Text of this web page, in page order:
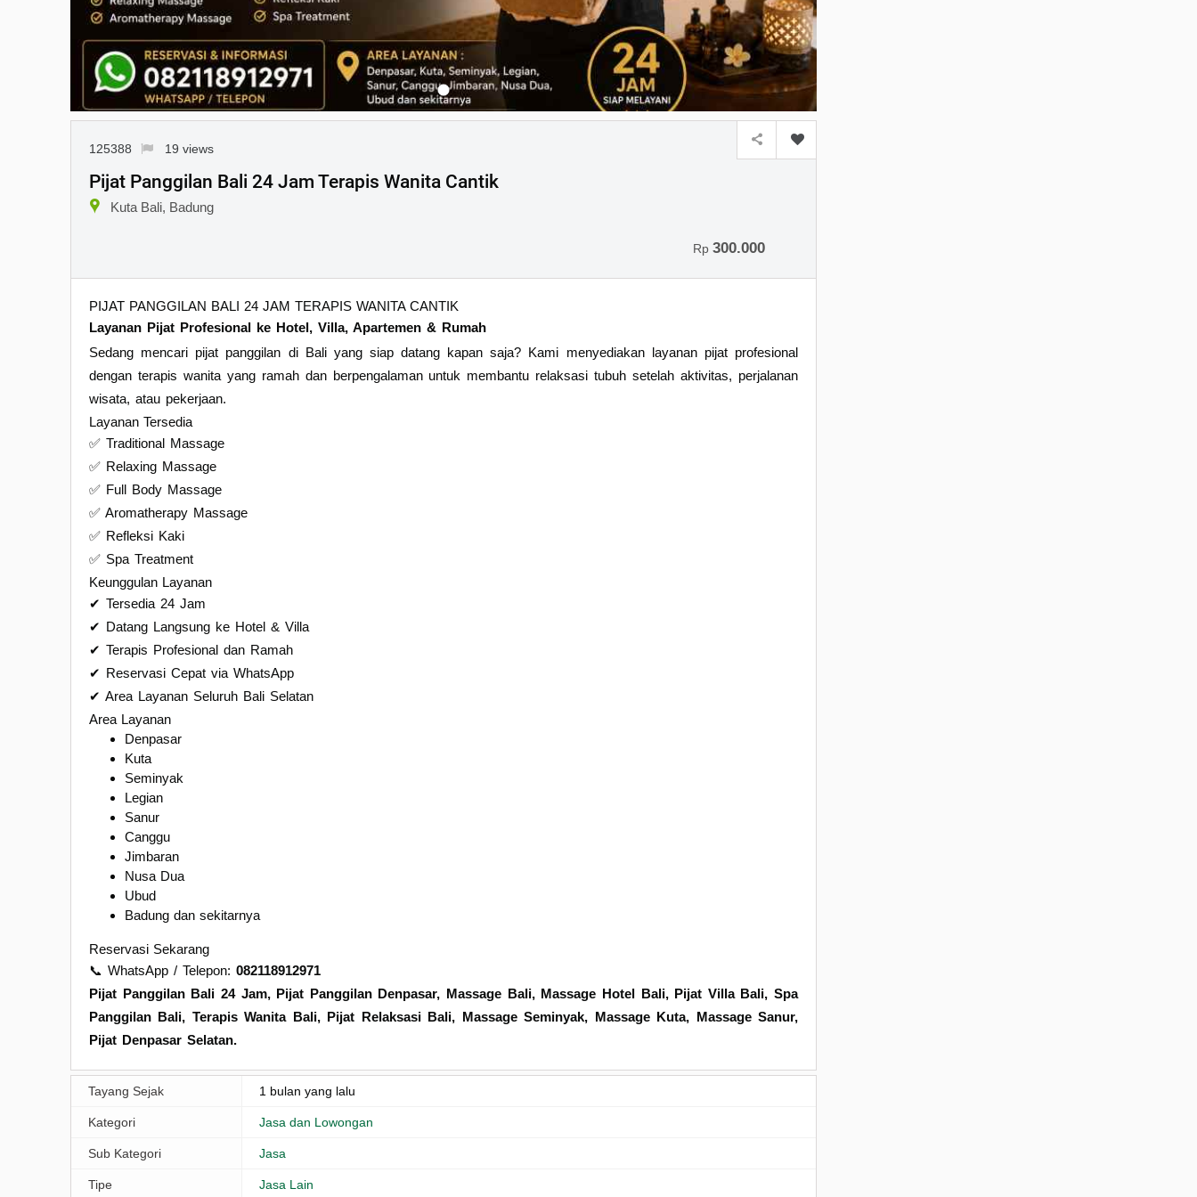
125388 19 views
Pijat Panggilan Bali 24 Jam Terapis Wanita Cantik
Kuta Bali, Badung
Rp 300.000
PIJAT PANGGILAN BALI 24 JAM TERAPIS WANITA CANTIK
Layanan Pijat Profesional ke Hotel, Villa, Apartemen & Rumah
Sedang mencari pijat panggilan di Bali yang siap datang kapan saja? Kami menyediakan layanan pijat profesional
dengan terapis wanita yang ramah dan berpengalaman untuk membantu relaksasi tubuh setelah aktivitas, perjalanan
wisata, atau pekerjaan.
Layanan Tersedia
✅ Traditional Massage
✅ Relaxing Massage
✅ Full Body Massage
✅ Aromatherapy Massage
✅ Refleksi Kaki
✅ Spa Treatment
Keunggulan Layanan
✔ Tersedia 24 Jam
✔ Datang Langsung ke Hotel & Villa
✔ Terapis Profesional dan Ramah
✔ Reservasi Cepat via WhatsApp
✔ Area Layanan Seluruh Bali Selatan
Area Layanan
Denpasar
Kuta
Seminyak
Legian
Sanur
Canggu
Jimbaran
Nusa Dua
Ubud
Badung dan sekitarnya
Reservasi Sekarang
📞 WhatsApp / Telepon: 082118912971
Pijat Panggilan Bali 24 Jam, Pijat Panggilan Denpasar, Massage Bali, Massage Hotel Bali, Pijat Villa Bali, Spa
Panggilan Bali, Terapis Wanita Bali, Pijat Relaksasi Bali, Massage Seminyak, Massage Kuta, Massage Sanur,
Pijat Denpasar Selatan.
Tayang Sejak 1 bulan yang lalu
Kategori Jasa dan Lowongan
Sub Kategori Jasa
Tipe Jasa Lain